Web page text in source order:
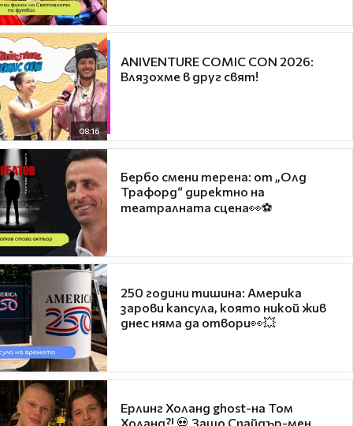
08:16
ANIVENTURE COMIC CON 2026:
Влязохме в друг свят!
Бербо смени терена: от „Олд
Трафорд“ директно на
театралната сцена👀⚽
250 години тишина: Америка
зарови капсула, която никой жив
днес няма да отвори👀💥
Ерлинг Холанд ghost-на Том
Холанд?! 💀 Защо Спайдър-мен